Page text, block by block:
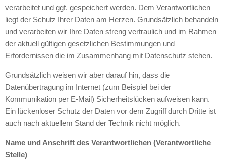
verarbeitet und ggf. gespeichert werden. Dem Verantwortlichen
liegt der Schutz Ihrer Daten am Herzen. Grundsätzlich behandeln
und verarbeiten wir Ihre Daten streng vertraulich und im Rahmen
der aktuell gültigen gesetzlichen Bestimmungen und
Erfordernissen die im Zusammenhang mit Datenschutz stehen.
Grundsätzlich weisen wir aber darauf hin, dass die
Datenübertragung im Internet (zum Beispiel bei der
Kommunikation per E-Mail) Sicherheitslücken aufweisen kann.
Ein lückenloser Schutz der Daten vor dem Zugriff durch Dritte ist
auch nach aktuellem Stand der Technik nicht möglich.
Name und Anschrift des Verantwortlichen (Verantwortliche
Stelle)